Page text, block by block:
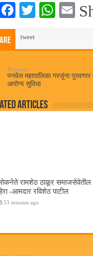
Fa
bo
ok
T
r
W
A
pp
E
tweet
Previous
पनवेल महापालिका गरजूंना पुरवणार
आरोग्य सुविधा
Articles
रामशेठ ठाकूर समाजसेवेतील
-आमदार रविशेठ पाटील
53 minutes ago